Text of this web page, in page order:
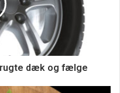
kan også give
vedligeholder en sund
andre
kræve gentagne besøg,
med en enkelt
dæk og fælge